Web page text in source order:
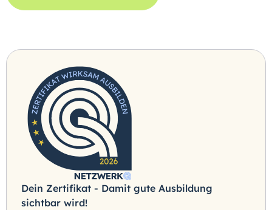
Dein Zertifikat - Damit gute Ausbildung
sichtbar wird!